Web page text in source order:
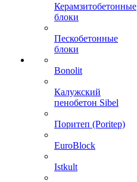
Керамзитобетонные
блоки
Пескобетонные
блоки
Bonolit
Калужский
пенобетон Sibel
Поритеп (Poritep)
EuroBlock
Istkult